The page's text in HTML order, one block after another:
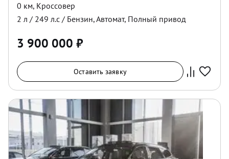
0 км, Кроссовер
2 л / 249 л.с / Бензин,Автомат, Полный привод
3 900 000 ₽
Оставить заявку